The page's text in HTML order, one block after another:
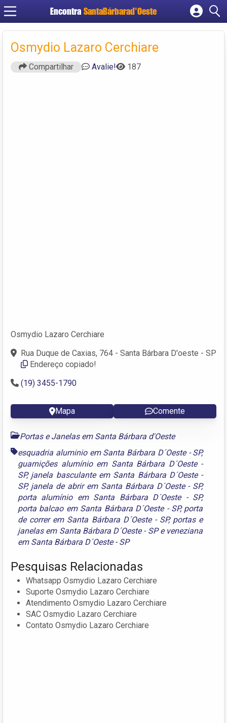
Encontra SantaBárbarad'Oeste
Cadastrar empresa
Criar conta
Osmydio Lazaro Cerchiare
Compartilhar Avalie! 187
Osmydio Lazaro Cerchiare
Rua Duque de Caxias, 764 - Santa Bárbara D'oeste - SP
Endereço copiado!
(19) 3455-1790
Mapa Comente
Portas e Janelas em Santa Bárbara d'Oeste
esquadria aluminio em Santa Bárbara D´Oeste - SP,
guarnições alumínio em Santa Bárbara D´Oeste -
SP, janela basculante em Santa Bárbara D´Oeste -
SP, janela de abrir em Santa Bárbara D´Oeste - SP,
porta alumínio em Santa Bárbara D´Oeste - SP,
porta balcao em Santa Bárbara D´Oeste - SP, porta
de correr em Santa Bárbara D´Oeste - SP, portas e
janelas em Santa Bárbara D´Oeste - SPe veneziana
em Santa Bárbara D´Oeste - SP
Pesquisas Relacionadas
Whatsapp Osmydio Lazaro Cerchiare
Suporte Osmydio Lazaro Cerchiare
Atendimento Osmydio Lazaro Cerchiare
SAC Osmydio Lazaro Cerchiare
Contato Osmydio Lazaro Cerchiare